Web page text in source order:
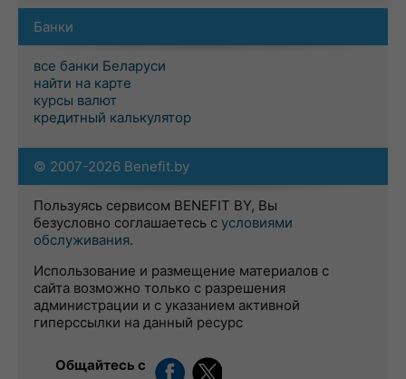
Банки
все банки Беларуси
найти на карте
курсы валют
кредитный калькулятор
© 2007-2026 Benefit.by
Пользуясь сервисом BENEFIT BY, Вы
безусловно соглашаетесь с условиями
обслуживания.
Использование и размещение материалов с
сайта возможно только с разрешения
администрации и с указанием активной
гиперссылки на данный ресурс
Общайтесь с